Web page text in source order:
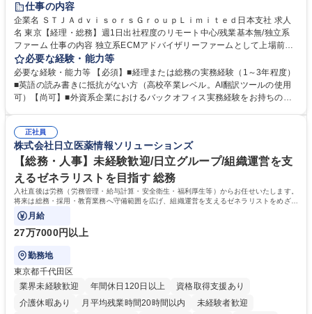
仕事の内容
企業名 ＳＴＪＡｄｖｉｓｏｒｓＧｒｏｕｐＬｉｍｉｔｅｄ日本支社 求人
名 東京【経理・総務】週1日出社程度のリモート中心/残業基本無/独立系
ファーム 仕事の内容 独立系ECMアドバイザリーファームとして上場前後
の資本市場戦略を設計する当社にて経理・総務をお任せします。基礎的な
バックオフィス業務からスタートし組織を支える専任担当として広く活躍
できる環境です。 ■日常経理、月次および年次決算サポート業務 ■本国
（グローバル）との英文メール対応（AI翻訳ツール等を使用しての対応で
業務をお任せします。残業も基本的には発生せず、ご自身のペースで業務
を進めやすく定着率の高い環境です。 募集職種 東京【経理・総務】週1日
出社程度のリモート中心/残業基本無/独立系ファーム
必要な経験・能力等
必要な経験・能力等 【必須】■経理または総務の実務経験（1～3年程度）
■英語の読み書きに抵抗がない方（高校卒業レベル。AI翻訳ツールの使用
可）【尚可】■外資系企業におけるバックオフィス実務経験をお持ちの方
【働き方について】現在は週4日程度の在宅勤務を実施しており、ワーク
ライフバランスを重視する方に最適な環境です（フルリモートも面接で相
談可）。【求める人物像】幅広いバックオフィス業務に柔軟に対応でき、
社内外と円滑にコミュニケーションを取りながら業務を推進できる方 学
歴・資格 学歴：大学院 大学 高専 短大 専修学校 高校 語学力： 資格：
正社員
株式会社日立医薬情報ソリューションズ
【総務・人事】未経験歓迎/日立グループ/組織運営を支
えるゼネラリストを目指す 総務
入社直後は労務（労務管理・給与計算・安全衛生・福利厚生等）からお任せいたします。
将来は総務・採用・教育業務へ守備範囲を広げ、組織運営を支えるゼネラリストをめざせ
ます。
月給
27万7000円以上
勤務地
東京都千代田区
業界未経験歓迎
年間休日120日以上
資格取得支援あり
介護休暇あり
月平均残業時間20時間以内
未経験者歓迎